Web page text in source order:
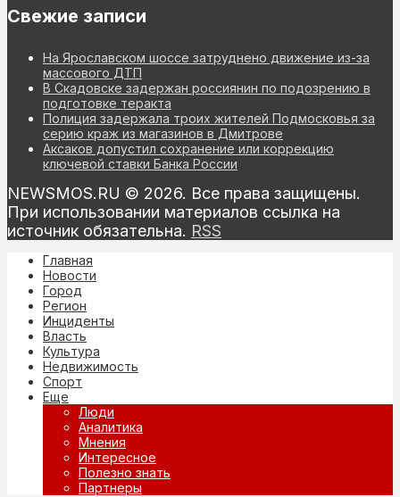
Свежие записи
На Ярославском шоссе затруднено движение из-за
массового ДТП
В Скадовске задержан россиянин по подозрению в
подготовке теракта
Полиция задержала троих жителей Подмосковья за
серию краж из магазинов в Дмитрове
Аксаков допустил сохранение или коррекцию
ключевой ставки Банка России
NEWSMOS.RU © 2026. Все права защищены.
При использовании материалов ссылка на
источник обязательна. RSS
Главная
Новости
Город
Регион
Инциденты
Власть
Культура
Недвижимость
Спорт
Еще
Люди
Аналитика
Мнения
Интересное
Полезно знать
Партнеры